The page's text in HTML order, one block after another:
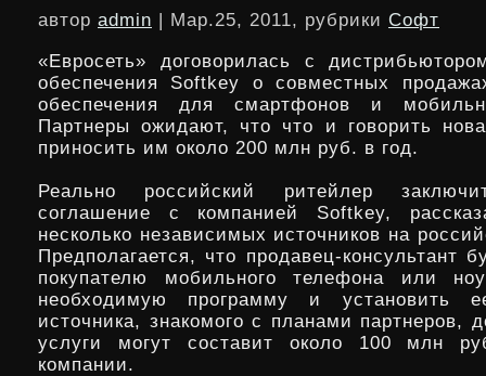
автор admin | Мар.25, 2011, рубрики Софт
«Евросеть» договорилась с
обеспечения Softkey о совместных
обеспечения для смартфонов и
Партнеры ожидают, что что и говорить
приносить им около 200 млн руб. в год.
Реально российский ритейлер
соглашение с компанией Softkey,
несколько независимых источников на
Предполагается, что продавец-консультант
покупателю мобильного телефона или
необходимую программу и установить
источника, знакомого с планами партнеров,
услуги могут составит около 100 млн
компании.